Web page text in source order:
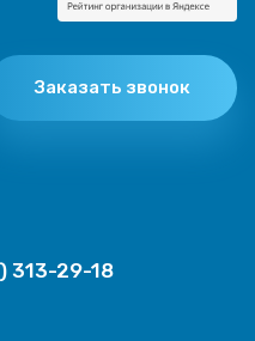
Заказать звонок
313-29-18